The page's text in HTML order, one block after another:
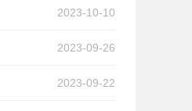
2023-10-10
2023-09-26
2023-09-22